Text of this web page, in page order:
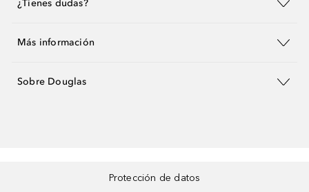
¿Tienes dudas?
Más información
Sobre Douglas
Protección de datos